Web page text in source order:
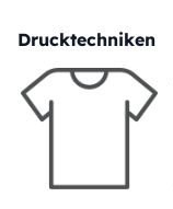
Drucktechniken